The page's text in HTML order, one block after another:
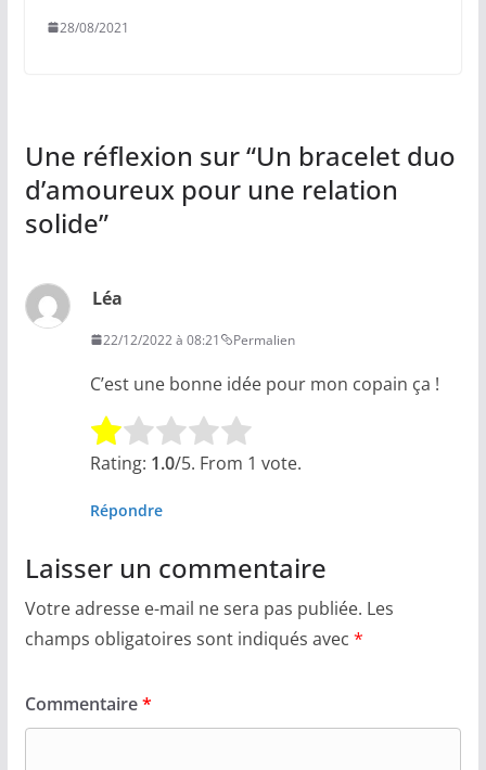
28/08/2021
Une réflexion sur “Un bracelet duo
d’amoureux pour une relation
solide”
Léa
22/12/2022 à 08:21 Permalien
C’est une bonne idée pour mon copain ça !
Rate this item:
Rating: 1.0/5. From 1 vote.
Répondre
Laisser un commentaire
Votre adresse e-mail ne sera pas publiée. Les
champs obligatoires sont indiqués avec *
Commentaire*